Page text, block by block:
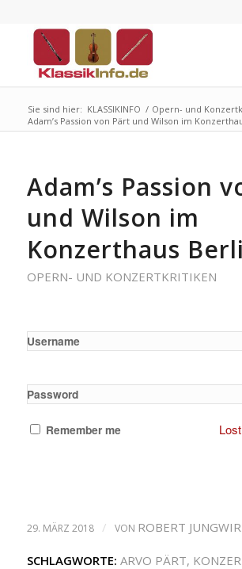
Sie sind hier: KLASSIKINFO / Opern- und
Adam’s Passion von Pärt und Wilson im
Adam’s Passion
und Wilson im
Konzerthaus
OPERN- UND KONZERTKRITIKEN
Username
Password
Remember me
29. MÄRZ 2018 / VON ROBERT
SCHLAGWORTE: ARVO PÄRT,